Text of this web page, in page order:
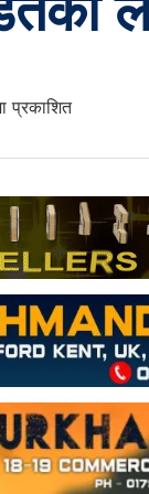
प्रकाशित